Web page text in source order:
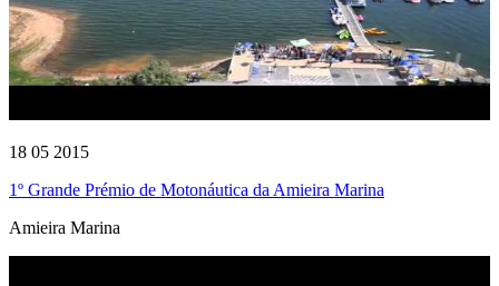
18 05 2015
1º Grande Prémio de Motonáutica da Amieira Marina
Amieira Marina